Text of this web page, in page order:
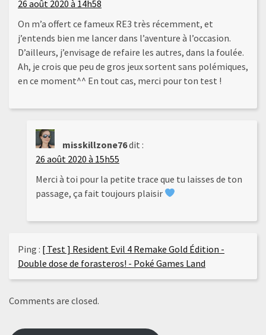
26 août 2020 à 14h58
On m’a offert ce fameux RE3 très récemment, et
j’entends bien me lancer dans l’aventure à l’occasion.
D’ailleurs, j’envisage de refaire les autres, dans la foulée.
Ah, je crois que peu de gros jeux sortent sans polémiques,
en ce moment^^ En tout cas, merci pour ton test !
misskillzone76dit :
26 août 2020 à 15h55
Merci à toi pour la petite trace que tu laisses de ton
passage, ça fait toujours plaisir
Ping : [ Test ] Resident Evil 4 Remake Gold Édition -
Double dose de forasteros! - Poké Games Land
Comments are closed.